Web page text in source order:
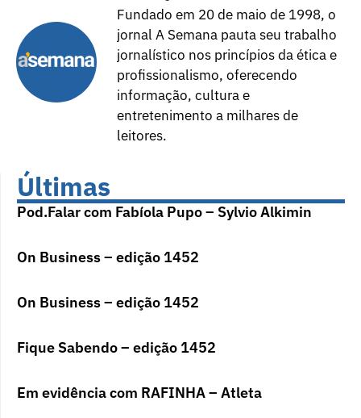
Fundado em 20 de maio de 1998, o
jornal A Semana pauta seu trabalho
jornalístico nos princípios da ética e
profissionalismo, oferecendo
informação, cultura e
entretenimento a milhares de
leitores.
Últimas
Pod.Falar com Fabíola Pupo – Sylvio Alkimin
On Business – edição 1452
On Business – edição 1452
Fique Sabendo – edição 1452
Em evidência com RAFINHA – Atleta